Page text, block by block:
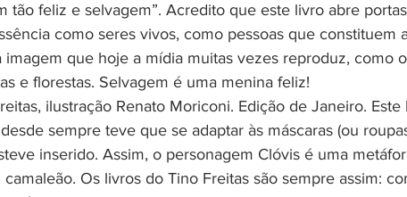
tão feliz e selvagem”. Acredito que este livro abre
como seres vivos, como pessoas que constituem
imagem que hoje a mídia muitas vezes reproduz, como
e florestas. Selvagem é uma menina feliz!
ilustração Renato Moriconi. Edição de Janeiro. Este
sempre teve que se adaptar às máscaras (ou
inserido. Assim, o personagem Clóvis é uma
Os livros do Tino Freitas são sempre assim: